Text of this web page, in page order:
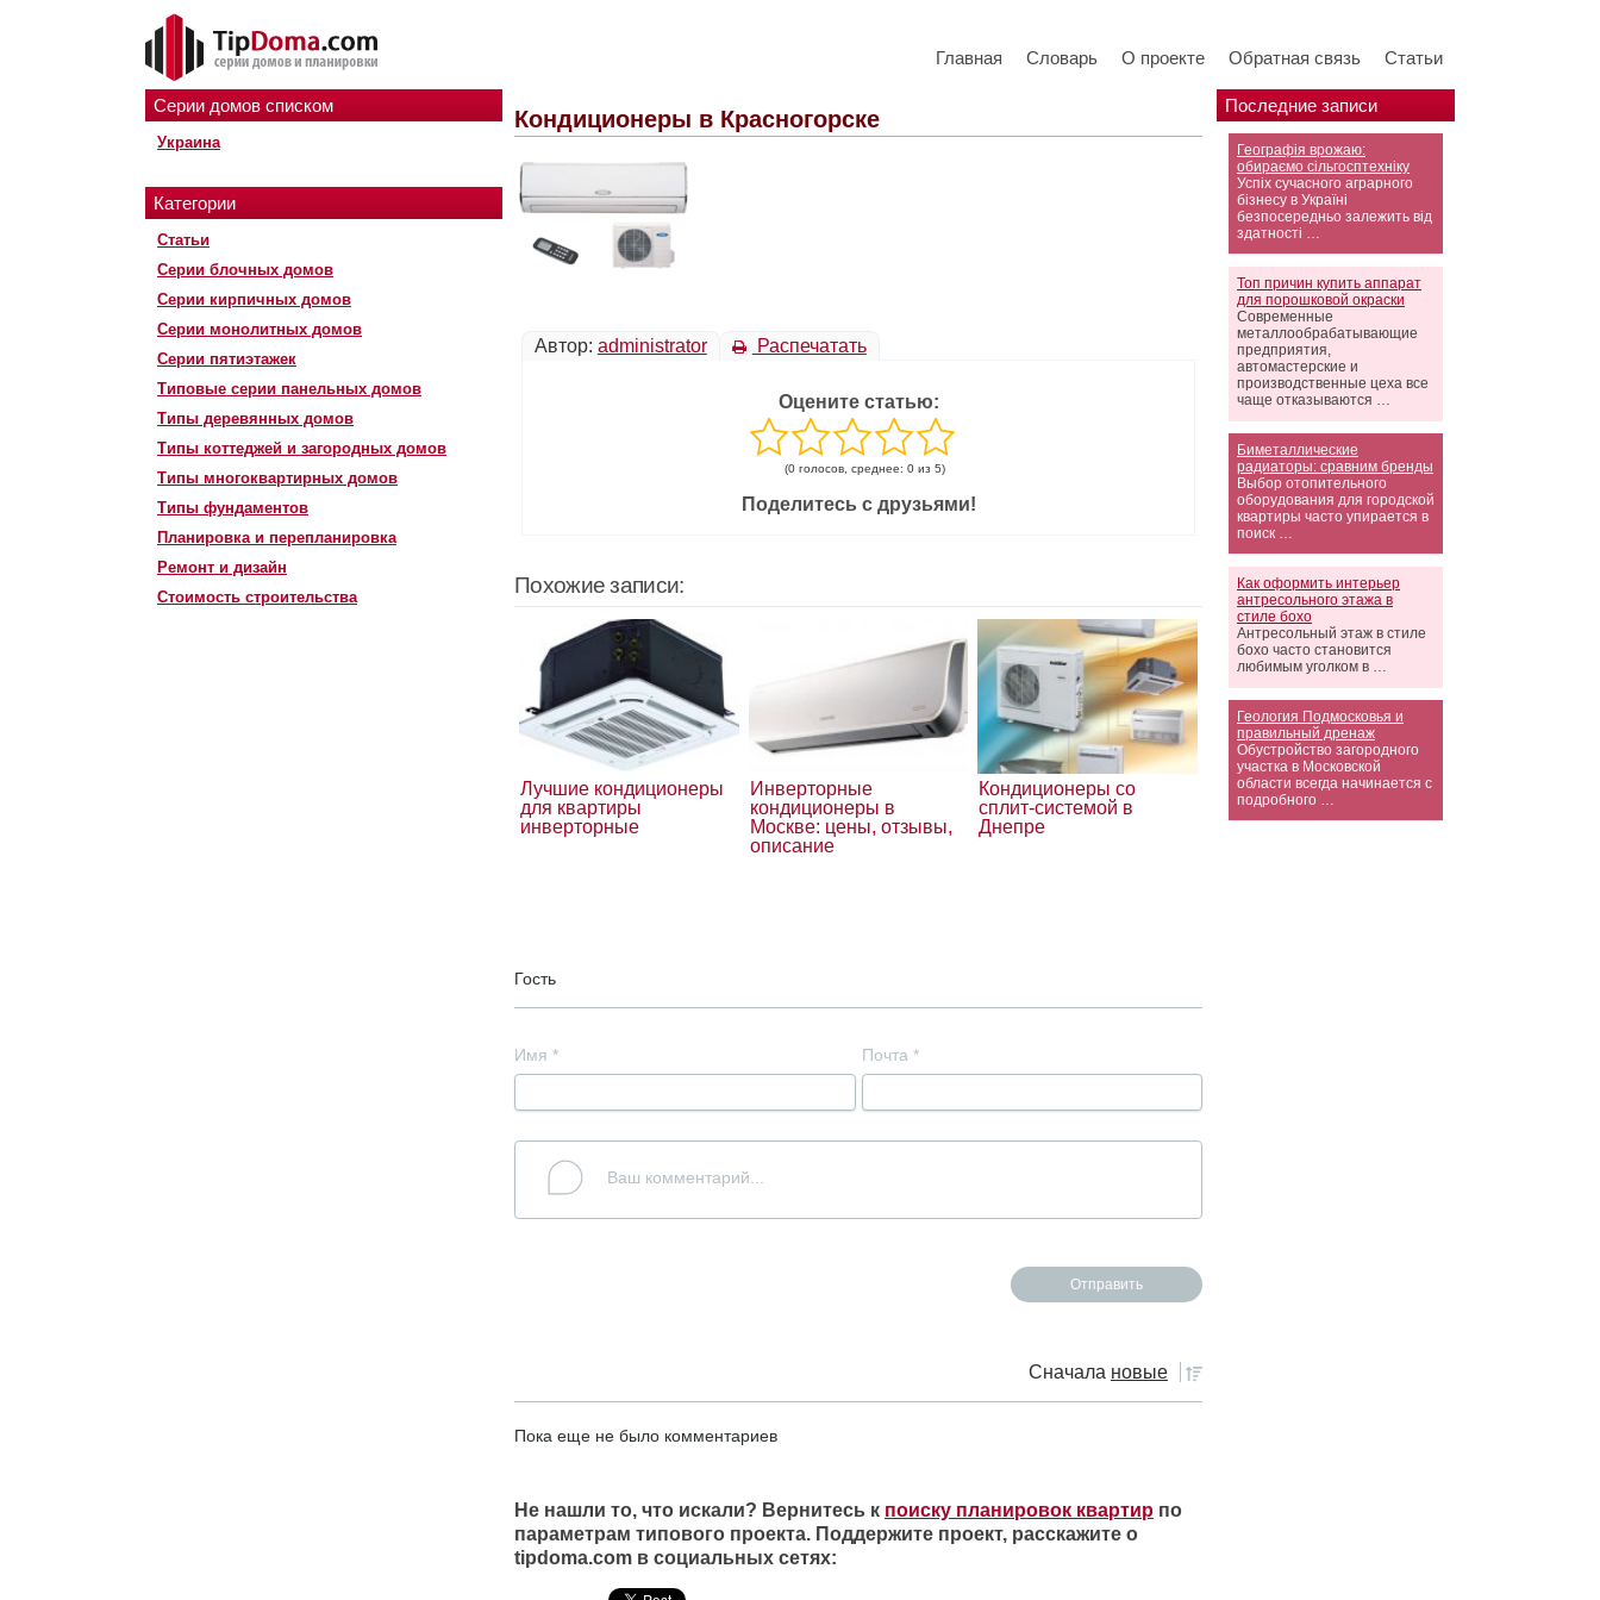
Главная Словарь О проекте Обратная связь Статьи
Серии домов списком
Украина
Категории
Статьи
Серии блочных домов
Серии кирпичных домов
Серии монолитных домов
Серии пятиэтажек
Типовые серии панельных домов
Типы деревянных домов
Типы коттеджей и загородных домов
Типы многоквартирных домов
Типы фундаментов
Планировка и перепланировка
Ремонт и дизайн
Стоимость строительства
Последние записи
Географія врожаю:
обираємо сільгосптехніку
Успіх сучасного аграрного
бізнесу в Україні
безпосередньо залежить від
здатності …
Топ причин купить аппарат
для порошковой окраски
Современные
металлообрабатывающие
предприятия,
автомастерские и
производственные цеха все
чаще отказываются …
Биметаллические
радиаторы: сравним бренды
Выбор отопительного
оборудования для городской
квартиры часто упирается в
поиск …
Как оформить интерьер
антресольного этажа в
стиле бохо
Антресольный этаж в стиле
бохо часто становится
любимым уголком в …
Геология Подмосковья и
правильный дренаж
Обустройство загородного
участка в Московской
области всегда начинается с
подробного …
Кондиционеры в Красногорске
Автор: administrator Распечатать
Оцените статью:
(0 голосов, среднее: 0 из 5)
Поделитесь с друзьями!
Похожие записи:
Лучшие кондиционеры
для квартиры
инверторные
Инверторные
кондиционеры в
Москве: цены, отзывы,
описание
Кондиционеры со
сплит-системой в
Днепре
Гость
Имя * Почта *
Сначала новые
Пока еще не было комментариев
Не нашли то, что искали? Вернитесь к поиску планировок квартир по
параметрам типового проекта. Поддержите проект, расскажите о
tipdoma.com в социальных сетях: